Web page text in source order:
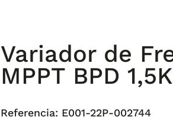
Variador de
MPPT BPD
Referencia: E001-22P-002744